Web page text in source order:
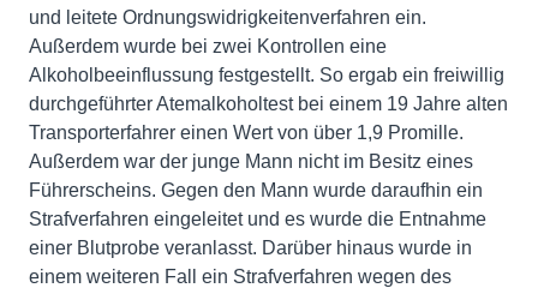
und leitete Ordnungswidrigkeitenverfahren ein.
Außerdem wurde bei zwei Kontrollen eine
Alkoholbeeinflussung festgestellt. So ergab ein freiwillig
durchgeführter Atemalkoholtest bei einem 19 Jahre alten
Transporterfahrer einen Wert von über 1,9 Promille.
Außerdem war der junge Mann nicht im Besitz eines
Führerscheins. Gegen den Mann wurde daraufhin ein
Strafverfahren eingeleitet und es wurde die Entnahme
einer Blutprobe veranlasst. Darüber hinaus wurde in
einem weiteren Fall ein Strafverfahren wegen des